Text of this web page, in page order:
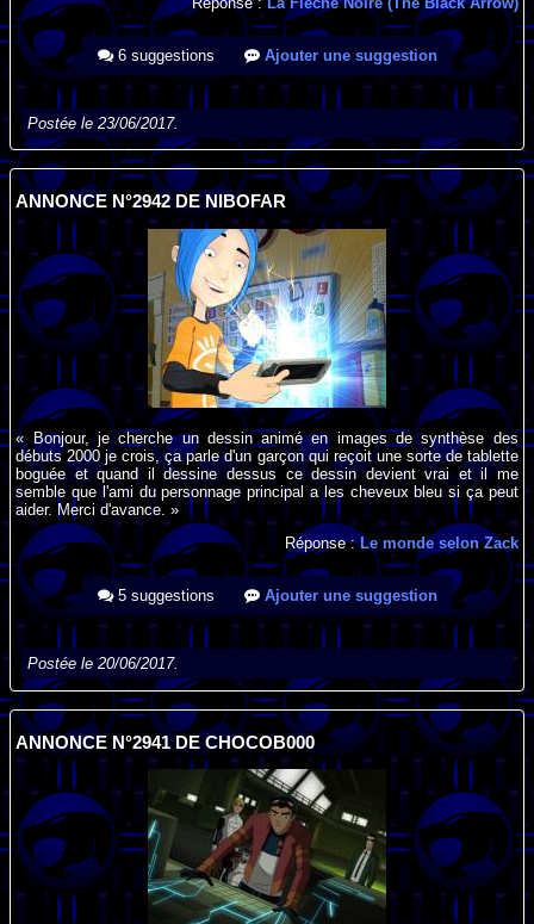
6 suggestions Ajouter une suggestion
Postée le 23/06/2017.
ANNONCE N°2942 DE NIBOFAR
« Bonjour, je cherche un dessin animé en images de synthèse des
débuts 2000 je crois, ça parle d'un garçon qui reçoit une sorte de tablette
boguée et quand il dessine dessus ce dessin devient vrai et il me
semble que l'ami du personnage principal a les cheveux bleu si ça peut
aider. Merci d'avance. »
Réponse :Le monde selon Zack
5 suggestions Ajouter une suggestion
Postée le 20/06/2017.
ANNONCE N°2941 DE CHOCOB000